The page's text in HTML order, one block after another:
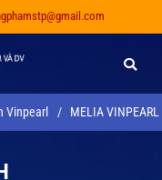
Vinpearl / MELIA